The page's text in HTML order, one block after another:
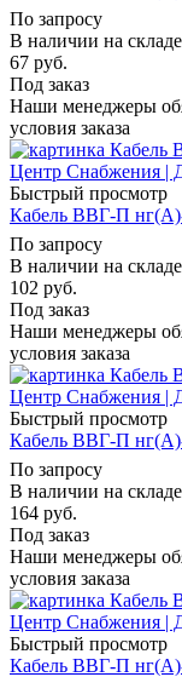
По запросу
В наличии на
67 руб.
Под заказ
Наши менеджеры
условия заказа
Быстрый просмотр
Кабель ВВГ-П
По запросу
В наличии на
102 руб.
Под заказ
Наши менеджеры
условия заказа
Быстрый просмотр
Кабель ВВГ-П
По запросу
В наличии на
164 руб.
Под заказ
Наши менеджеры
условия заказа
Быстрый просмотр
Кабель ВВГ-П